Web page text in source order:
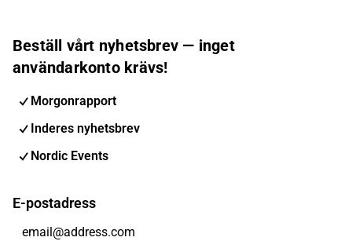
Beställ vårt nyhetsbrev — inget
användarkonto krävs!
Morgonrapport
Inderes nyhetsbrev
Nordic Events
E-postadress